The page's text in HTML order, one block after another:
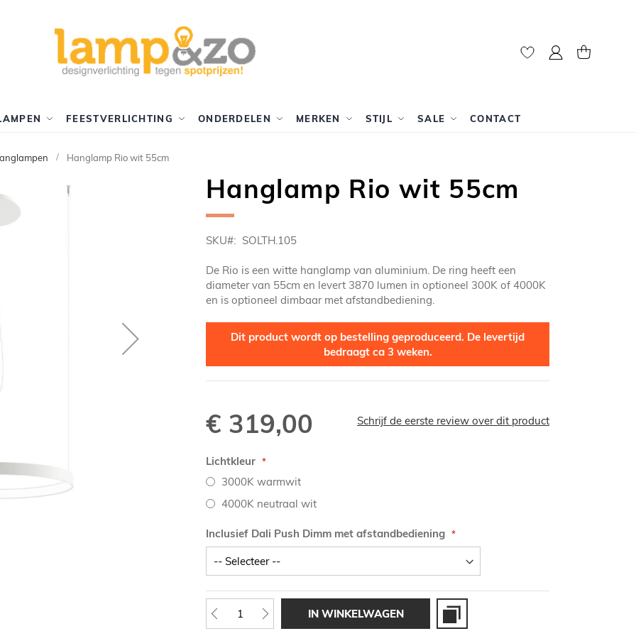
Mijn account
FEESTVERLICHTING ONDERDELEN MERKEN STIJL SALE CONTACT
Hanglamp Rio wit 55cm
Hanglamp Rio wit 55cm
SKU SOLTH.105
De Rio is een witte hanglamp van aluminium. De ring heeft een
diameter van 55cm en levert 3870 lumen in optioneel 300K of 4000K
en is optioneel dimbaar met afstandbediening.
Dit product wordt op bestelling geproduceerd. De levertijd
bedraagt ca 3 weken.
€ 319,00 Schrijf de eerste review over dit product
Lichtkleur
3000K warmwit
4000K neutraal wit
Inclusief Dali Push Dimm met afstandbediening
IN WINKELWAGEN